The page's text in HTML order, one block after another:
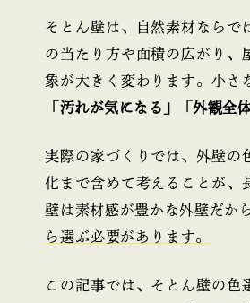
そとん壁は、自然素材ならで
の当たり方や面積の広がり、
象が大きく変わります。小さ
「汚れが気になる」「外観全
実際の家づくりでは、外壁の
化まで含めて考えることが、
壁は素材感が豊かな外壁だか
ら選ぶ必要があります。
この記事では、そとん壁の色